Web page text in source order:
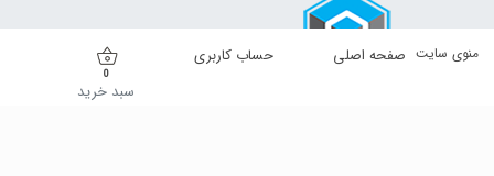
صفحه اصلی منوی سایت حساب کاربری
0
سبد خرید